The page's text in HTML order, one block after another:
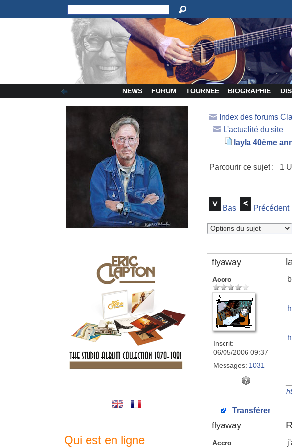
NEWS FORUM TOURNEE BIOGRAPHIE
Qui est en ligne
Index des forums
L'actualité du site
layla 40ème
Parcourir ce sujet : 1
Bas Précédent
flyaway
Accro
Inscrit:
06/05/2006 09:37
Messages: 1031
Transférer
flyaway
Accro